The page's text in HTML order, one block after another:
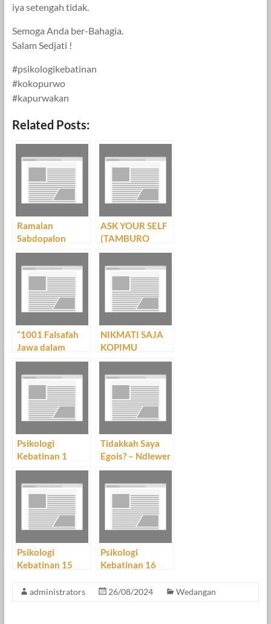
iya setengah tidak.
Semoga Anda ber-Bahagia.
Salam Sedjati !
#psikologikebatinan
#kokopurwo
#kapurwakan
Related Posts:
Ramalan
Sabdopalon
ASK YOUR SELF
(TAMBURO
MANINTEN )
“1001 Falsafah
Jawa dalam
Kehidupan” Bag.
4
NIKMATI SAJA
KOPIMU
Psikologi
Kebatinan 1
Tidakkah Saya
Egois? – Ndlewer
Of The Day
Psikologi
Kebatinan 15
Psikologi
Kebatinan 16
administrators 26/08/2024 Wedangan